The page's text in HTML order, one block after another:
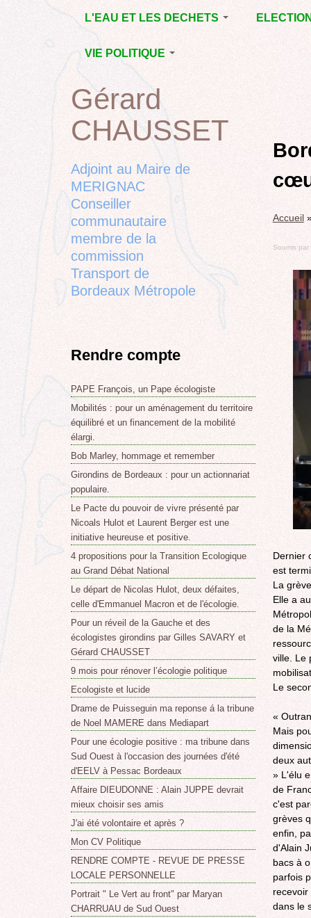
L'EAU ET LES DECHETS
ECONOMIE D’EAU,
SAGE, SÉCHERESSE
LA GESTION DES
DECHETS
CONTRAT DE L'EAU,
POLLUTIONS
RUBRIQUE
CHANTIER
VIE POLITIQUE
L’ACTION POLITIQUE À
MÉRIGNAC
BORDEAUX
METROPOLE
EMPLOI, SOLIDARITES
ELECTIONS,
RUBRIQUES
DIVERSES, PETITES
PHRASES..
to
top
Accueil
Soumis par
Dernier
est
La
Elle a
de la
ville. Le
Le
«
Mais
deux
» L'élu
de
c'est
grèves
enfin,
d'Alain
bacs à
parfois
dans le
Back
to
top
Gérard
CHAUSSET
Adjoint au Maire de
MERIGNAC
Conseiller
communautaire
membre de la
commission
Transport de
Bordeaux Métropole
Rendre compte
PAPE François, un Pape écologiste
Mobilités : pour un aménagement du territoire
équilibré et un financement de la mobilité
élargi.
Bob Marley, hommage et remember
Girondins de Bordeaux : pour un actionnariat
populaire.
Le Pacte du pouvoir de vivre présenté par
Nicoals Hulot et Laurent Berger est une
initiative heureuse et positive.
4 propositions pour la Transition Ecologique
au Grand Débat National
Le départ de Nicolas Hulot, deux défaites,
celle d'Emmanuel Macron et de l'écologie.
Pour un réveil de la Gauche et des
écologistes girondins par Gilles SAVARY et
Gérard CHAUSSET
9 mois pour rénover l’écologie politique
Ecologiste et lucide
Drame de Puisseguin ma reponse á la tribune
de Noel MAMERE dans Mediapart
Pour une écologie positive : ma tribune dans
Sud Ouest à l'occasion des journées d'été
d'EELV à Pessac Bordeaux
Affaire DIEUDONNE : Alain JUPPE devrait
mieux choisir ses amis
J'ai été volontaire et après ?
Mon CV Politique
RENDRE COMPTE - REVUE DE PRESSE
LOCALE PERSONNELLE
Portrait " Le Vert au front" par Maryan
CHARRUAU de Sud Ouest